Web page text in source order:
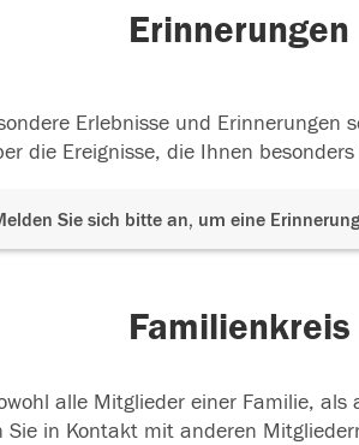
Erinnerungen
Erlebnisse und Erinnerungen
die Ereignisse, die Ihnen
Sie sich bitte an, um eine
Familienkreis
alle Mitglieder einer Familie,
Sie in Kontakt mit anderen